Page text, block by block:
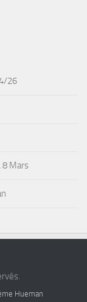
26
8 Mars
Hueman